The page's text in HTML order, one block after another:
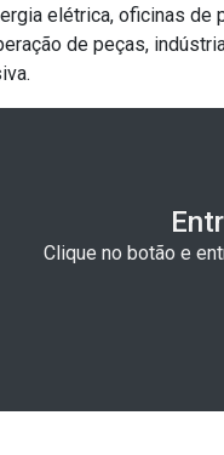
elétrica, oficinas
de peças,
Clique no botão e